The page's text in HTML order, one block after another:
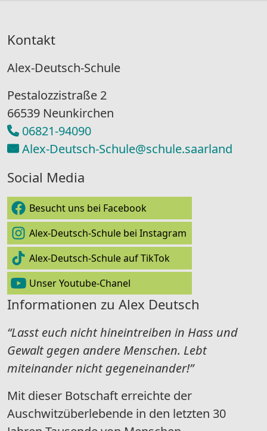
Kontakt
Alex-Deutsch-Schule
Pestalozzistraße 2
66539 Neunkirchen
06821-94090
Alex-Deutsch-Schule@schule.saarland
Social Media
Besucht uns bei Facebook
Alex-Deutsch-Schule bei Instagram
Alex-Deutsch-Schule auf TikTok
Unser Youtube-Chanel
Informationen zu Alex Deutsch
“Lasst euch nicht hineintreiben in Hass und
Gewalt gegen andere Menschen. Lebt
miteinander nicht gegeneinander!”
Mit dieser Botschaft erreichte der
Auschwitzüberlebende in den letzten 30